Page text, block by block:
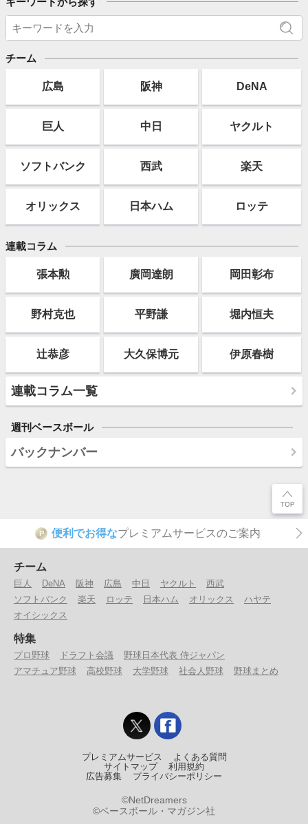
チーム
広島 阪神 DeNA
巨人 中日 ヤクルト
ソフトバンク 西武 楽天
オリックス 日本ハム ロッテ
連載コラム
張本勲 廣岡達朗 岡田彰布
野村克也 平野謙 堀内恒夫
辻恭彦 大久保博元 伊原春樹
連載コラム一覧
週刊ベースボール
バックナンバー
P 便利でお得なプレミアムサービスのご案内
チーム
巨人 DeNA 阪神 広島 中日 ヤクルト
西武
ソフトバンク
楽天 ロッテ 日本ハム オリックス
ハヤテ
オイシックス
特集
プロ野球 ドラフト会議
野球日本代表 侍ジャパン
アマチュア野球
高校野球 大学野球 社会人野球 野球まとめ
プレミアムサービス
よくある質問
サイトマップ
利用規約
広告募集
プライバシーポリシー
©NetDreamers
©ベースボール・マガジン社